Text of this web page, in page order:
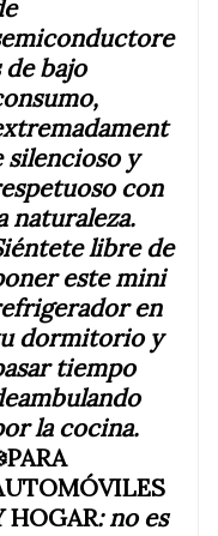
de bajo
silencioso y
con
naturaleza.
libre de
este mini
en
dormitorio y
tiempo
la cocina.
HOGAR:no es